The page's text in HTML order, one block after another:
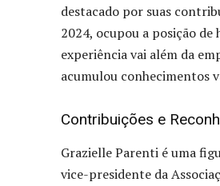
destacado por suas
2024, ocupou a posição
experiência vai além da
acumulou conhecimentos
Contribuições e
Grazielle Parenti é uma
vice-presidente da